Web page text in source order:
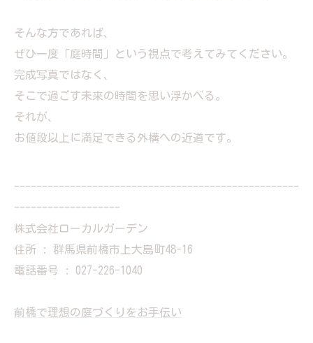
そんな方であれば、
ぜひ一度「庭時間」という視点で考えてみてください。
完成写真ではなく、
そこで過ごす未来の時間を思い浮かべる。
それが、
お値段以上に満足できる外構への近道です。
---------------------------------------------------
-------------------
株式会社ローカルガーデン
住所 : 群馬県前橋市上大島町48-16
電話番号 : 027-226-1040
前橋で理想の庭づくりをお手伝い